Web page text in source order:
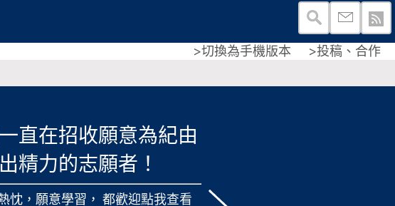
>切換為手機版本 >投稿、合作
直在招收願意為紀由
精力的志願者！
忱，願意學習， 都歡迎點我查看